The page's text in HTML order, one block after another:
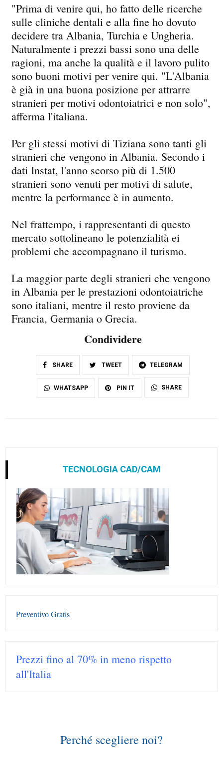
"Prima di venire qui, ho fatto delle ricerche
sulle cliniche dentali e alla fine ho dovuto
decidere tra Albania, Turchia e Ungheria.
Naturalmente i prezzi bassi sono una delle
ragioni, ma anche la qualità e il lavoro pulito
sono buoni motivi per venire qui. "L'Albania
è già in una buona posizione per attrarre
stranieri per motivi odontoiatrici e non solo",
afferma l'italiana.
Per gli stessi motivi di Tiziana sono tanti gli
stranieri che vengono in Albania. Secondo i
dati Instat, l'anno scorso più di 1.500
stranieri sono venuti per motivi di salute,
mentre la performance è in aumento.
Nel frattempo, i rappresentanti di questo
mercato sottolineano le potenzialità ei
problemi che accompagnano il turismo.
La maggior parte degli stranieri che vengono
in Albania per le prestazioni odontoiatriche
sono italiani, mentre il resto proviene da
Francia, Germania o Grecia.
Condividere
SHARE TWEET TELEGRAM
WHATSAPP PIN IT SHARE
TECNOLOGIA CAD/CAM
Preventivo Gratis
Prezzi fino al 70% in meno rispetto
all'Italia
Perché scegliere noi?